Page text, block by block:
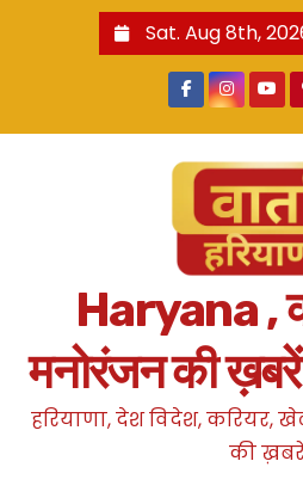
Sat. Aug 8th,
Haryana ,
मनोरंजन की
हरियाणा, देश विदेश, करियर,
की